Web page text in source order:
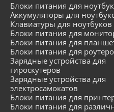
Блоки питания для
Аккумуляторы для
Клавиатуры для ноутбуков
Блоки питания для
Блоки питания для
Блоки питания для
Зарядные устройства для
гироскутеров
Зарядные устройства для
электросамокатов
Блоки питания для
Блоки питания для